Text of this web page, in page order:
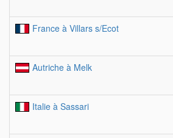
France à Villars s/Ecot
Autriche à Melk
Italie à Sassari